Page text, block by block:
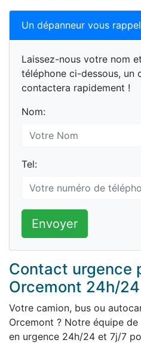
Un dépanneur vous
Laissez-nous votre nom
téléphone ci-dessous, un
contactera rapidement !
Nom:
Tel:
Envoyer
Contact urgence
Orcemont 24h/24
Votre camion, bus ou
Orcemont ? Notre équipe
en urgence 24h/24 et 7j/7